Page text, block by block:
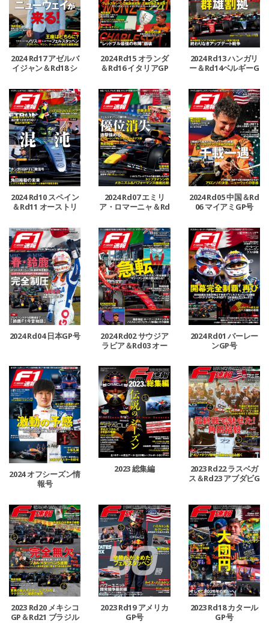
2024 Rd17 アゼルバ
イジャン＆Rd18 シ
2024 Rd15 オランダ
＆Rd16 イタリアGP
2024 Rd13 ハンガリ
ー＆Rd14ベルギーG
2024 Rd10 スペイン
＆Rd11 オーストリ
P号
2024 Rd07 エミリ
ア・ロマーニャ＆Rd
ナダGP号
2024 Rd05 中国＆Rd
06 マイアミGP号
2024 Rd04 日本GP号
2024 Rd02 サウジア
ラビア＆Rd03 オー
2024 Rd01 バーレー
ンGP号
2024 オフシーズン情
報号
2023 総集編
2023 Rd22 ラスベガ
ス＆Rd23 アブダビG
2023 Rd20 メキシコ
GP＆Rd21 ブラジル
2023 Rd19 アメリカ
GP号
2023 Rd18 カタール
GP号